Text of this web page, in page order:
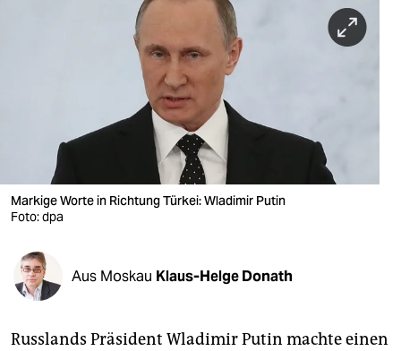
verlag
verlag
veranstaltungen
shop
fragen & hilfe
unterstützen
Markige Worte in Richtung Türkei: Wladimir Putin
Foto: dpa
Aus Moskau Klaus-Helge Donath
Russlands Präsident Wladimir Putin machte einen